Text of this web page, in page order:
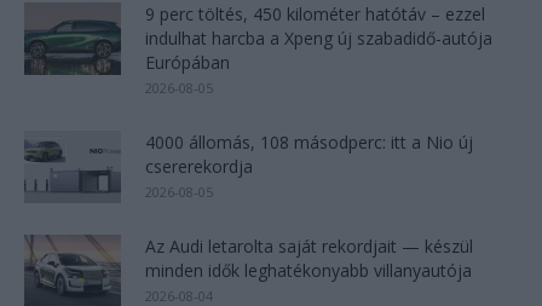
9 perc töltés, 450 kilométer hatótáv – ezzel
indulhat harcba a Xpeng új szabadidő-autója
Európában
2026-08-05
4000 állomás, 108 másodperc: itt a Nio új
csererekordja
2026-08-05
Az Audi letarolta saját rekordjait — készül
minden idők leghatékonyabb villanyautója
2026-08-04